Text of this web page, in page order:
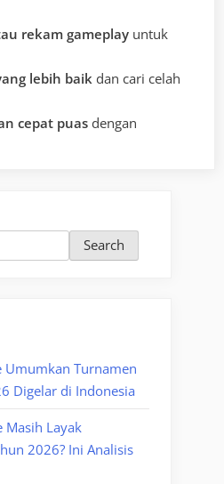
rekam gameplay untuk
lebih baik dan cari celah
cepat puas dengan
Search
Umumkan Turnamen
Digelar di Indonesia
Masih Layak
2026? Ini Analisis